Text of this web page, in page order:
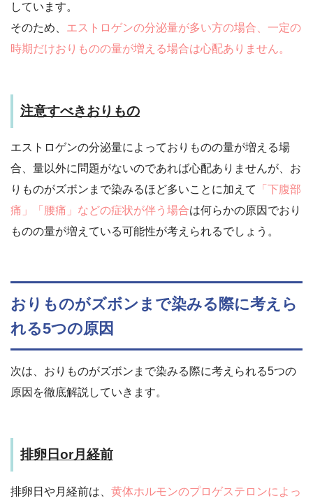
しています。
そのため、 エストロゲンの分泌量が多い方の場合、一定の
時期だけおりものの量が増える場合は心配ありません。
注意すべきおりもの
エストロゲンの分泌量によっておりものの量が増える場
合、量以外に問題がないのであれば心配ありませんが、お
りものがズボンまで染みるほど多いことに加えて
「下腹部
痛」「腰痛」などの症状が伴う場合は何らかの原因でおり
ものの量が増えている可能性が考えられるでしょう。
おりものがズボンまで染みる際に考えら
れる5つの原因
次は、おりものがズボンまで染みる際に考えられる5つの
原因を徹底解説していきます。
排卵日or月経前
排卵日や月経前は、 黄体ホルモンのプロゲステロンによっ